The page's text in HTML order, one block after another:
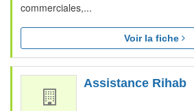
commerciales,...
Voir la fiche
Assistance Rihab